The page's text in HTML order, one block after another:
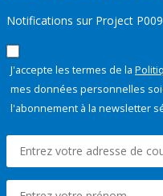
Notifications sur Project
J'accepte les termes de la
mes données personnelles
l'abonnement à la newsletter